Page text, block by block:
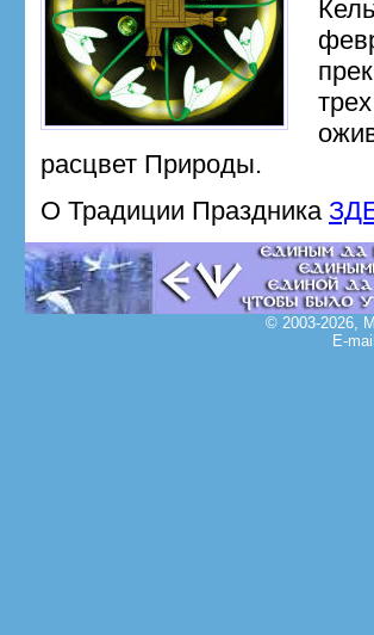
расцвет Природы.
О Традиции Праздника
© 2003-2026,
E-